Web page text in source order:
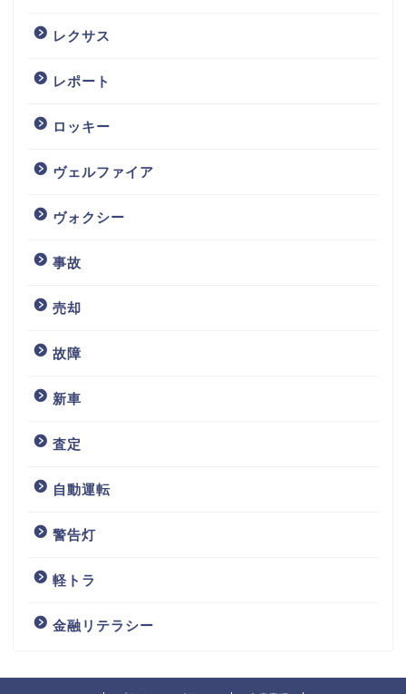
レクサス
レポート
ロッキー
ヴェルファイア
ヴォクシー
事故
売却
故障
新車
査定
自動運転
警告灯
軽トラ
金融リテラシー